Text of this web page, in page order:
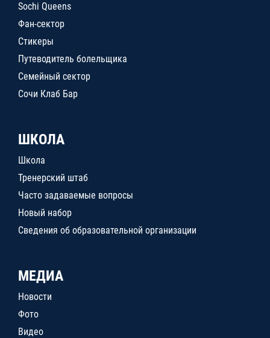
Sochi Queens
Фан-сектор
Стикеры
Путеводитель болельщика
Семейный сектор
Сочи Клаб Бар
ШКОЛА
Школа
Тренерский штаб
Часто задаваемые вопросы
Новый набор
Сведения об образовательной организации
МЕДИА
Новости
Фото
Видео